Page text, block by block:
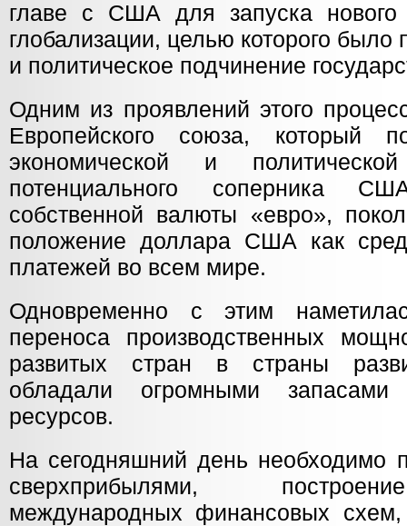
главе с США для запуска нового
глобализации, целью которого было
и политическое подчинение
Одним из проявлений этого
Европейского союза, который
экономической и
потенциального соперника
собственной валюты «евро»,
положение доллара США как
платежей во всем мире.
Одновременно с этим
переноса производственных
развитых стран в страны
обладали огромными
ресурсов.
На сегодняшний день необходимо
сверхприбылями,
международных финансовых